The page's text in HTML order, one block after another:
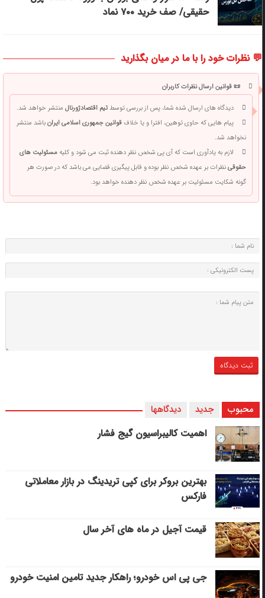
حقیقی/ صف خرید ۷۰۰ نماد
💬 نظرات خود را با ما در میان بگذارید
📜 قوانین ارسال نظرات کاربران
دیدگاه های ارسال شده شما، پس از بررسی توسطتیم اقتصادژورنالمنتشر خواهد شد.
پیام هایی که حاوی توهین، افترا و یا خلافقوانین جمهوری اسلامی ایرانباشد منتشر
نخواهد شد.
لازم به یادآوری است که آی پی شخص نظر دهنده ثبت می شود و کلیهمسئولیت های
حقوقینظرات بر عهده شخص نظر بوده و قابل پیگیری قضایی می باشد که در صورت هر
گونه شکایت مسئولیت بر عهده شخص نظر دهنده خواهد بود.
محبوب جدید دیدگاهها
اهمیت کالیبراسیون گیج فشار
بهترین بروکر برای کپی‌ تریدینگ در بازار معاملاتی
فارکس
قیمت آجیل در ماه های آخر سال
جی پی اس خودرو؛ راهکار جدید تامین امنیت خودرو